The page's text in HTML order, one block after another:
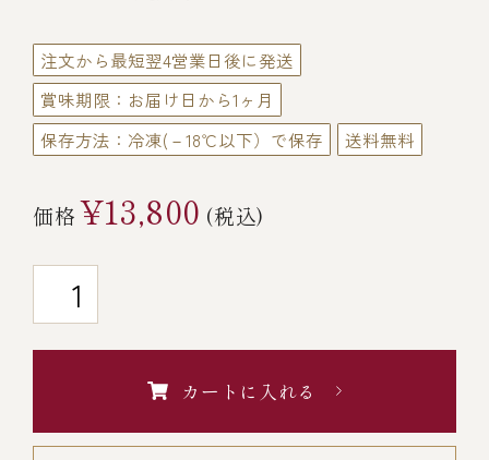
価格で探す
￥5,000～￥9,999
￥10,000～￥14,999
注文から最短翌4営業日後に発送
賞味期限：お届け日から1ヶ月
保存方法：冷凍(－18℃以下）で保存
送料無料
価格¥13,800 (税込)
カートに入れる